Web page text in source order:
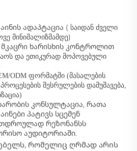
ადაპტაცია ( საიდან ძველი
მინიმალიზმამდე)
მკაცრი ხარისხის კონტროლით
და ეთიკურად მოპოვებული
ODM ფორმატში (მასალების
შესრულების დამუშავება,
კონსულტაცია, რათა
პატივს სცემენ
რეზონანსს
აუდიტორიაში.
რომელიც ღრმად არის